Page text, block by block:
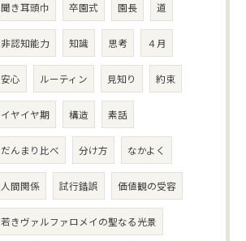
聞き耳頭巾 卒園式 園長 道
非認知能力 知識 思考 ４月
安心 ルーティン 見知り 約束
イヤイヤ期 構造 素話
だんまり比べ 分け方 なかよく
人間関係 試行錯誤 価値観の受容
若きヴァルファロメイの聖なる光景